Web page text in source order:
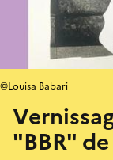
"BBR"
©Louisa Babari